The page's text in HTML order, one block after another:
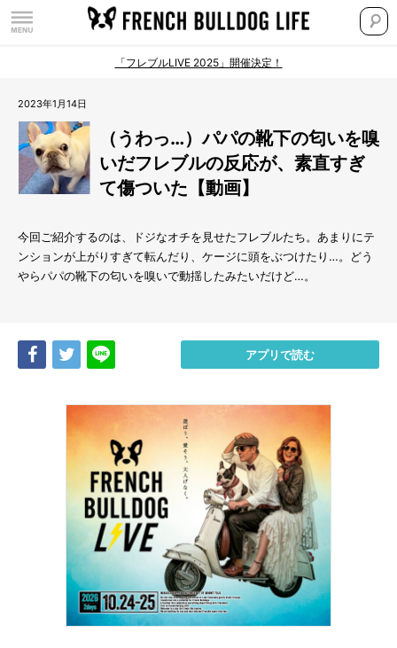
「フレブルLIVE 2025」開催決定！
2023年1月14日
（うわっ…）パパの靴下の匂いを嗅
いだフレブルの反応が、素直すぎ
て傷ついた【動画】
今回ご紹介するのは、ドジなオチを見せたフレブルたち。あまりにテ
ンションが上がりすぎて転んだり、ケージに頭をぶつけたり…。どう
やらパパの靴下の匂いを嗅いで動揺したみたいだけど…。
Share Tweet アプリで読む